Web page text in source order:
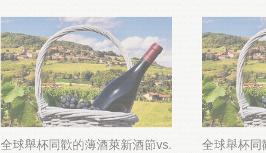
全球舉杯同歡的薄酒萊新酒節vs.
全球舉杯同